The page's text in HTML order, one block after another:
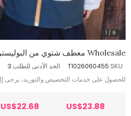
1 / 6
Wholesale معطف شتوي من البوليستر للبنات
SKU:
T1026060455 الحد الأدنى للطلب:3
للحصول على خدمات التخصيص والتوريد، يرجى
US$23.88
US$22.68